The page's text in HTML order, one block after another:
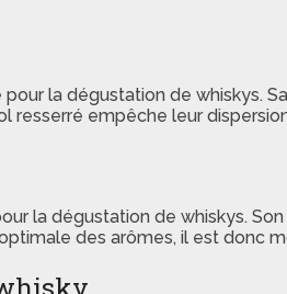
la dégustation de whiskys.
resserré empêche leur
la dégustation de whiskys.
des arômes, il est donc